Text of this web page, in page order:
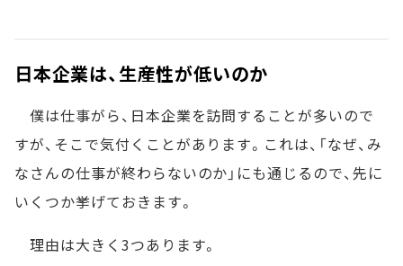
日本企業は、生産性が低いのか
僕は仕事がら、日本企業を訪問することが多いので
すが、そこで気付くことがあります。これは、「なぜ、み
なさんの仕事が終わらないのか」にも通じるので、先に
いくつか挙げておきます。
理由は大きく3つあります。